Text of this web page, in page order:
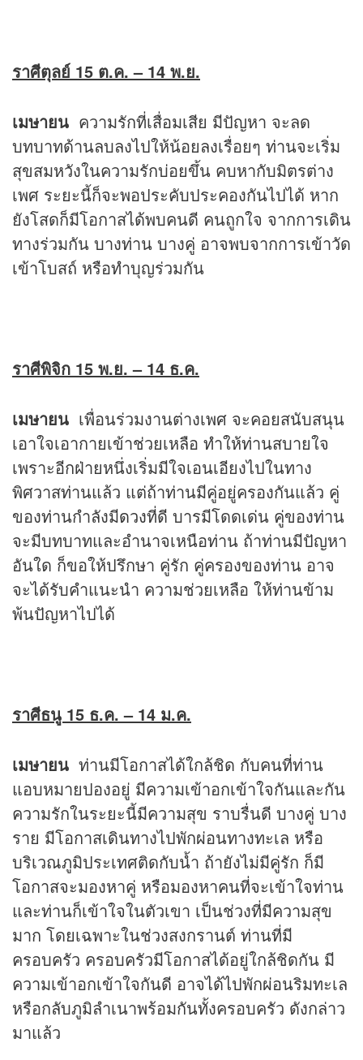
ราศีตุลย์ 15 ต.ค.– 14 พ.ย.
เมษายน ความรักที่เสื่อมเสีย มีปัญหา จะลด
บทบาทด้านลบลงไปให้น้อยลงเรื่อยๆ ท่านจะเริ่ม
สุขสมหวังในความรักบ่อยขึ้น คบหากับมิตรต่าง
เพศ ระยะนี้ก็จะพอประคับประคองกันไปได้ หาก
ยังโสดก็มีโอกาสได้พบคนดี คนถูกใจ จากการเดิน
ทางร่วมกัน บางท่าน บางคู่ อาจพบจากการเข้าวัด
เข้าโบสถ์ หรือทำบุญร่วมกัน
ราศีพิจิก 15 พ.ย.– 14 ธ.ค.
เมษายน เพื่อนร่วมงานต่างเพศ จะคอยสนับสนุน
เอาใจเอากายเข้าช่วยเหลือ ทำให้ท่านสบายใจ
เพราะอีกฝ่ายหนึ่งเริ่มมีใจเอนเอียงไปในทาง
พิศวาสท่านแล้ว แต่ถ้าท่านมีคู่อยู่ครองกันแล้ว คู่
ของท่านกำลังมีดวงที่ดี บารมีโดดเด่น คู่ของท่าน
จะมีบทบาทและอำนาจเหนือท่าน ถ้าท่านมีปัญหา
อันใด ก็ขอให้ปรึกษา คู่รัก คู่ครองของท่าน อาจ
จะได้รับคำแนะนำ ความช่วยเหลือ ให้ท่านข้าม
พ้นปัญหาไปได้
ราศีธนู 15 ธ.ค.– 14 ม.ค.
เมษายน ท่านมีโอกาสได้ใกล้ชิด กับคนที่ท่าน
แอบหมายปองอยู่ มีความเข้าอกเข้าใจกันและกัน
ความรักในระยะนี้มีความสุข ราบรื่นดี บางคู่ บาง
ราย มีโอกาสเดินทางไปพักผ่อนทางทะเล หรือ
บริเวณภูมิประเทศติดกับน้ำ ถ้ายังไม่มีคู่รัก ก็มี
โอกาสจะมองหาคู่ หรือมองหาคนที่จะเข้าใจท่าน
และท่านก็เข้าใจในตัวเขา เป็นช่วงที่มีความสุข
มาก โดยเฉพาะในช่วงสงกรานต์ ท่านที่มี
ครอบครัว ครอบครัวมีโอกาสได้อยู่ใกล้ชิดกัน มี
ความเข้าอกเข้าใจกันดี อาจได้ไปพักผ่อนริมทะเล
หรือกลับภูมิลำเนาพร้อมกันทั้งครอบครัว ดังกล่าว
มาแล้ว